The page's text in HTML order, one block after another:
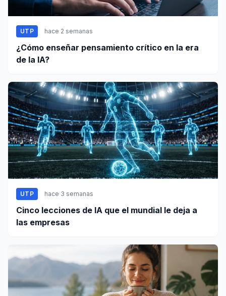
UTP hace 2 semanas
¿Cómo enseñar pensamiento crítico en la era
de la IA?
UTP hace 3 semanas
Cinco lecciones de IA que el mundial le deja a
las empresas